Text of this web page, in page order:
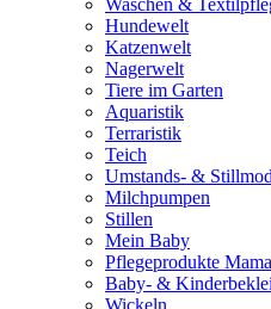
Waschen &
Hundewelt
Katzenwelt
Nagerwelt
Tiere im Garten
Aquaristik
Terraristik
Teich
Umstands- &
Milchpumpen
Stillen
Mein Baby
Pflegeprodukte Mama
Baby- &
Wickeln